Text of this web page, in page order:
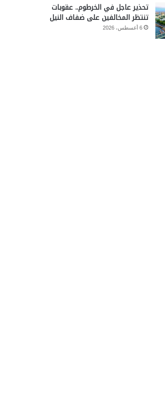
تحذير عاجل في الخرطوم.. عقوبات
تنتظر المخالفين على ضفاف النيل
6 أغسطس، 2026